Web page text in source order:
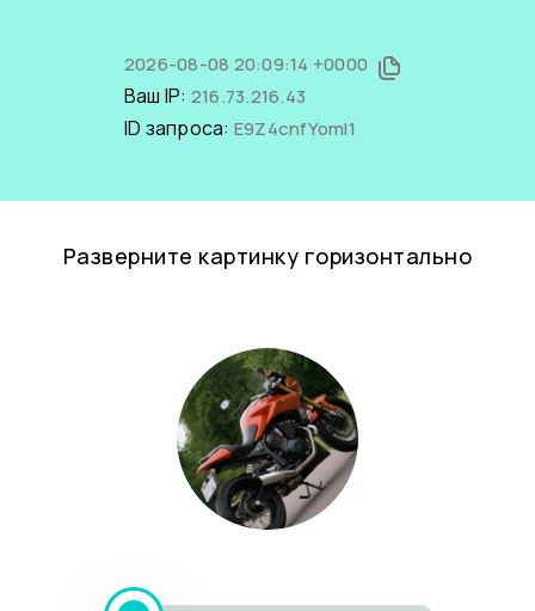
2026-08-08 20:09:14 +0000
Ваш IP: 216.73.216.43
ID запроса: E9Z4cnfYomI1
Разверните картинку горизонтально